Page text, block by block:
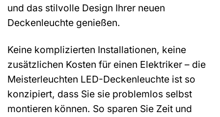
und das stilvolle Design Ihrer neuen
Deckenleuchte genießen.
Keine komplizierten Installationen, keine
zusätzlichen Kosten für einen Elektriker – die
Meisterleuchten LED-Deckenleuchte ist so
konzipiert, dass Sie sie problemlos selbst
montieren können. So sparen Sie Zeit und